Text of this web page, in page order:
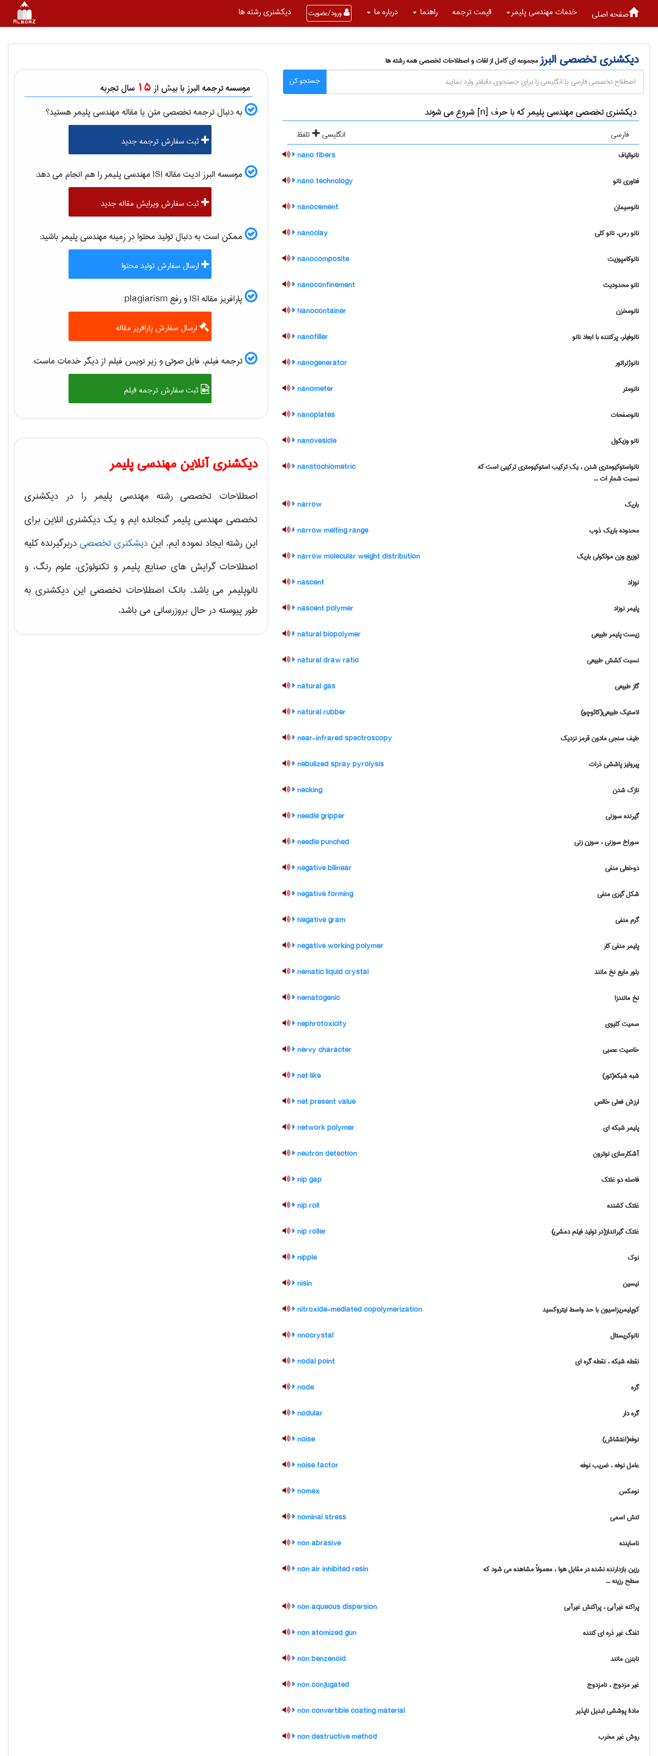
صفحه اصلی خدمات مهندسی پليمر قیمت ترجمه راهنما درباره ما ورود/عضویت دیکشنری رشته ها
دیکشنری تخصصی البرزمجموعه ای کامل از لغات و اصطلاحات تخصصی همه رشته ها
جستجو کن
دیکشنری تخصصی مهندسی پليمر که با حرف [n] شروع می شوند
فارسی انگلیسی تلفظ
نانوالياف nano fibers
فناوری نانو nano technology
نانوسیمان nanocement
نانو رس، نانو کلی nanoclay
نانوکامپوزیت nanocomposite
نانو محدودیت nanoconfinement
نانومخزن Nanocontainer
نانوفیلر، پرکننده با ابعاد نانو nanofiller
نانوژنراتور nanogenerator
نانومتر nanometer
نانوصفحات nanoplates
نانو وزیکول nanovesicle
نانواستوکیومتری شدن ، یک ترکیب استوکیومتری ترکیبی است که
نسبت شمار ات ...
nanstochiometric
باریک narrow
محدوده باریک ذوب narrow melting range
توزیع وزن مولکولی باریک narrow molecular weight distribution
نوزاد nascent
پلیمر نوزاد nascent polymer
زیست پلیمر طبیعی natural biopolymer
نسبت کشش طبیعی natural draw ratio
گاز طبیعی natural gas
لاستیک طبیعی(کائوچو) natural rubber
طیف سنجی مادون قرمز نزدیک near-infrared spectroscopy
پیرولیز پاششی ذرات nebulized spray pyrolysis
نازک شدن necking
گیرنده سوزنی needle gripper
سوراخ سوزنی ، سوزن زنی needle punched
دوخطی منفی negative bilinear
شکل گیری منفی negative forming
گرم منفی Negative gram
پلیمر منفی کار negative working polymer
بلور مایع نخ مانند nematic liquid crystal
نخ مانندزا nematogenic
سمیت کلیوی nephrotoxicity
خاصیت عصبی nervy character
شبه شبکه(تور) net like
ارزش فعلی خالص net present value
پلیمر شبکه ای network polymer
آشکارسازی نوترون neutron detection
فاصله دو غلتک nip gap
غلتک کشنده nip roll
غلتک گیرانداز(در تولید فیلم دمشی) nip roller
نوک nipple
نیسین nisin
کوپلیمریزاسیون با حد واسط نیتروکسید nitroxide-mediated copolymerization
نانوکریستال nnocrystal
نقطه شبکه ، نقطه گره ای nodal point
گره node
گره دار nodular
نوفه(اغتشاش) noise
عامل نوفه ، ضریب نوفه noise factor
نومکس nomex
تنش اسمی nominal stress
ناساینده non abrasive
رزین بازدارنده نشده در مقابل هوا ، معمولاً مشاهده می شود که
سطح رزینه ...
non air inhibited resin
پراکنه غیرآبی ، پراکنش غیرآبی non aqueous dispersion
تفنگ غیر ذره ای کننده non atomized gun
نابنزن مانند non benzenoid
غیر مزدوج ، نامزدوج non conjugated
مادة پوششی تبدیل ناپذیر non convertible coating material
روش غیر مخرب non destructive method
موسسه ترجمه البرز با بیش از 15 سال تجربه
به دنبال ترجمه تخصصی متن یا مقالهمهندسی پليمرهستید؟
ثبت سفارش ترجمه جدید
موسسه البرز ادیت مقاله ISI مهندسی پليمررا هم انجام می دهد:
ثبت سفارش ویرایش مقاله جدید
ممکن است به دنبال تولید محتوا در زمینهمهندسی پليمرباشید:
ارسال سفارش تولید محتوا
پارافریز مقاله ISI و رفع plagiarism
ارسال سفارش پارافریز مقاله
ترجمه فیلم، فایل صوتی و زیر نویس فیلم از دیگر خدمات ماست:
ثبت سفارش ترجمه فیلم
دیکشنری آنلاین مهندسی پلیمر
اصطلاحات تخصصی رشته مهندسی پلیمر را در دیکشنری
تخصصی مهندسی پلیمر گنجانده ایم و یک دیکشنری انلاین برای
این رشته ایجاد نموده ایم. این دیشکنری تخصصیدربرگیرنده کلیه
اصطلاحات گرایش هایصنایع پلیمر و تکنولوژی، علوم رنگ، و
نانوپلیمر می باشد. بانک اصطلاحات تخصصی این دیکشنری به
طور پیوسته در حال بروزرسانی می باشد.